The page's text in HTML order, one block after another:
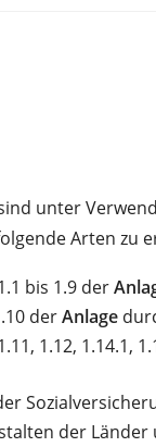
unter
Arten zu
bis 1.9 der
derAnlage
1.12, 1.14.1,
der Länder